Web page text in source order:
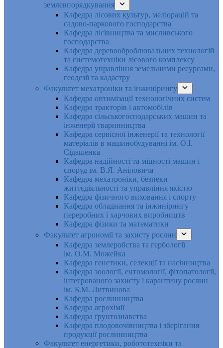
землевпорядкування
Кафедра лісових культур, меліорацій та
садово-паркового господарства
Кафедра лісівництва та мисливського
господарства
Кафедра деревооброблювальних технологій
та системотехніки лісового комплексу
Кафедра управління земельними ресурсами,
геодезії та кадастру
Факультет мехатроніки та інжинірингу
Кафедра оптимізації технологічних систем
Кафедра тракторів і автомобілів
Кафедра сільськогосподарських машин та
інженерії тваринництва
Кафедра cервісної інженерії та технології
матеріалів в машинобудуванні ім. О.І.
Сідашенка
Кафедра надійності та міцності машин і
споруд ім. В.Я. Аніловича
Кафедра мехатроніки, безпеки
життєдіяльності та управління якістю
Кафедра фізичного виховання і спорту
Кафедра обладнання та інжинірингу
переробних і харчових виробництв
Кафедра фізики та математики
Факультет агрономії та захисту рослин
Кафедра землеробства та гербології
ім. О.М. Можейка
Кафедра генетики, селекції та насінництва
Кафедра зоології, ентомології, фітопатології,
інтегрованого захисту і карантину рослин
ім. Б.М. Литвинова
Кафедра рослинництва
Кафедра агрохімії
Кафедра ґрунтознавства
Кафедра плодовочівництва і зберігання
продукції рослинництва
Факультет енергетики, робототехніки та